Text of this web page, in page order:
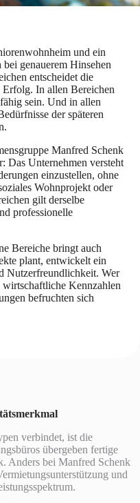
und ein
genauerem Hinsehen
entscheidet die
In allen Bereichen
sein. Und in allen
der späteren
Manfred Schenk
Das Unternehmen versteht
einzustellen, ohne
Wohnprojekt oder
gilt derselbe
professionelle
Bereiche bringt auch
plant, entwickelt ein
Nutzerfreundlichkeit. Wer
Kennzahlen
befruchten sich
verbindet, ist die
übergeben fertige
Anders bei Manfred Schenk
und